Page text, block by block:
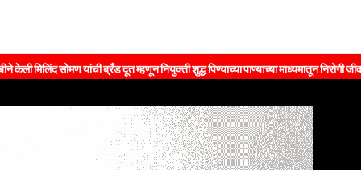
सोमण यांची ब्रँड दूत म्हणून नियुक्ती शुद्ध पिण्याच्या पाण्याच्या माध्यमातून निरोगी जीवनशैलीचा